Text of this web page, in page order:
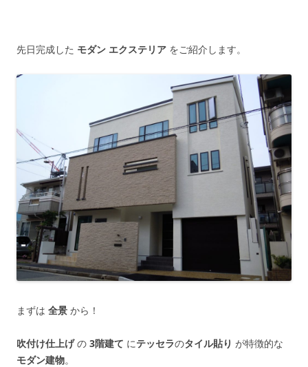
先日完成した モダン エクステリア をご紹介します。
まずは 全景 から！
吹付け仕上げの 3階建て にテッセラのタイル貼り が特徴的な
モダン建物。